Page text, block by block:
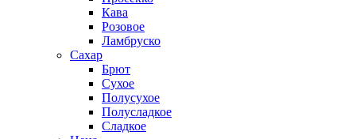
Кава
Розовое
Ламбруско
Сахар
Брют
Сухое
Полусухое
Полусладкое
Сладкое